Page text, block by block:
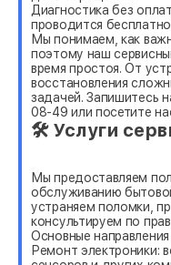
Диагностика без
проводится
Мы понимаем, как
поэтому наш
время простоя. От
восстановления
задачей. Запишитесь
08-49 или посетите
🛠 Услуги
Мы предоставляем
обслуживанию
устраняем поломки,
консультируем по
Основные
Ремонт электроники: